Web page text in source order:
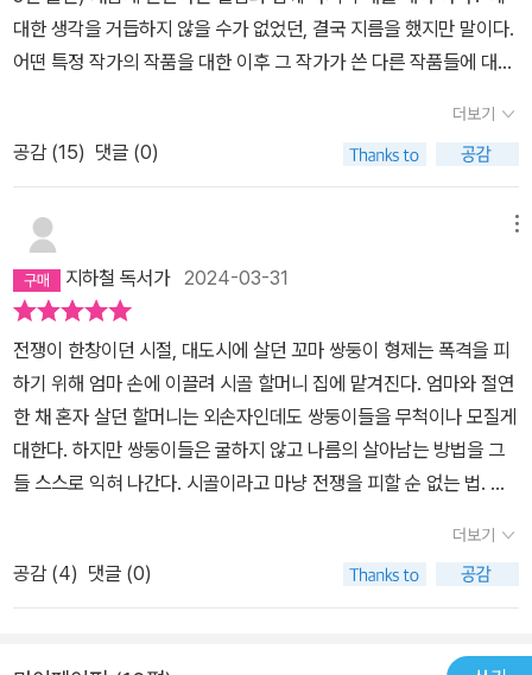
대한 생각을 거듭하지 않을 수가 없었던, 결국 지름을 했지만 말이다.
어떤 특정 작가의 작품을 대한 이후 그 작가가 쓴 다른 작품들에 대한
데, 이 작품 또한 그런 범주에 속한다.영미 문학권이 아닌 동유럽 문학
권에 속하는 배경과 읽으면서 빠져드는 저자의 상상력을 통한 글의
필력이 나에게는 당시 신선한 감동으로 다가왔다.이름의 알파벳 순서
만 다른 쌍둥이 형제 루카스(Lucas)와 클라우스(Claus)의 운명적인
품으로 출간된 것이 아니다.작가 스스로도 3부까지 쓰게 될 즐은 몰
랐다고 하는데 각각 연작시리즈로 나온 것이 아니라 몇 년의 텀을 두
고 나온 책이기에 독립적으로 읽어도 무방할 만큼 아주 개성이 강한
소설이다. 비밀의 노트라 붙여진 제1부는 어린아이들이 겪는 전쟁통
의 상황에 자신들이 살아가는 일말의 동요 없는 삶의 무미건조한 생
활양식을 보여준다. 같은 어휘라도 생각한 대로 말할 수 없단 것을 알
아가는 과정이나 할머니를 협박하는 과정, 스스로 먹기 위해서 노동
을 해야만 한다는 일깨움, 세를 들어서 살고 있는 동성애적인 경향과
성적 이상의 행동을 하는 장교들의 모습이 안쓰러우면서도 철저한 고
쓴 글은 끔찍하면서도 그 상황이 블랙유머를 유발하면서 웃음이 터
더보기
공감 (15) 댓글 (0)
지하철 독서가2024-03-31
전쟁이 한창이던 시절, 대도시에 살던 꼬마 쌍둥이 형제는 폭격을 피
하기 위해 엄마 손에 이끌려 시골 할머니 집에 맡겨진다. 엄마와 절연
한 채 혼자 살던 할머니는 외손자인데도 쌍둥이들을 무척이나 모질게
대한다. 하지만 쌍둥이들은 굴하지 않고 나름의 살아남는 방법을 그
들 스스로 익혀 나간다. 시골이라고 마냥 전쟁을 피할 순 없는 법. 형
마냥 행동한다. 전쟁이 끝나고 해방군인지 점령군인지 모를 외국 군
대가 도착하고, 형제를 둘러싼 환경은 급변한다. 쌍둥이들은 기지를
발휘해 다른 나라로 탈출할 방법을 생각해냈지만, 마지막 순간에 그
더보기
공감 (4) 댓글 (0)